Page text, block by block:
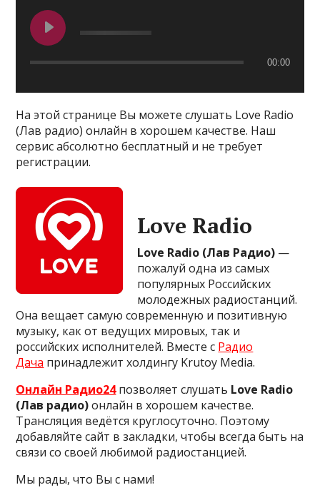
00:00
На этой странице Вы можете слушать Love Radio
(Лав радио) онлайн в хорошем качестве. Наш
сервис абсолютно бесплатный и не требует
регистрации.
Love Radio
Love Radio (Лав Радио) —
пожалуй одна из самых
популярных Российских
молодежных радиостанций.
Она вещает самую современную и позитивную
музыку, как от ведущих мировых, так и
российских исполнителей. Вместе с Радио
Дача принадлежит холдингу Krutoy Media.
Онлайн Радио24позволяет слушать Love Radio
(Лав радио)онлайн в хорошем качестве.
Трансляция ведётся круглосуточно. Поэтому
добавляйте сайт в закладки, чтобы всегда быть на
связи со своей любимой радиостанцией.
Мы рады, что Вы с нами!